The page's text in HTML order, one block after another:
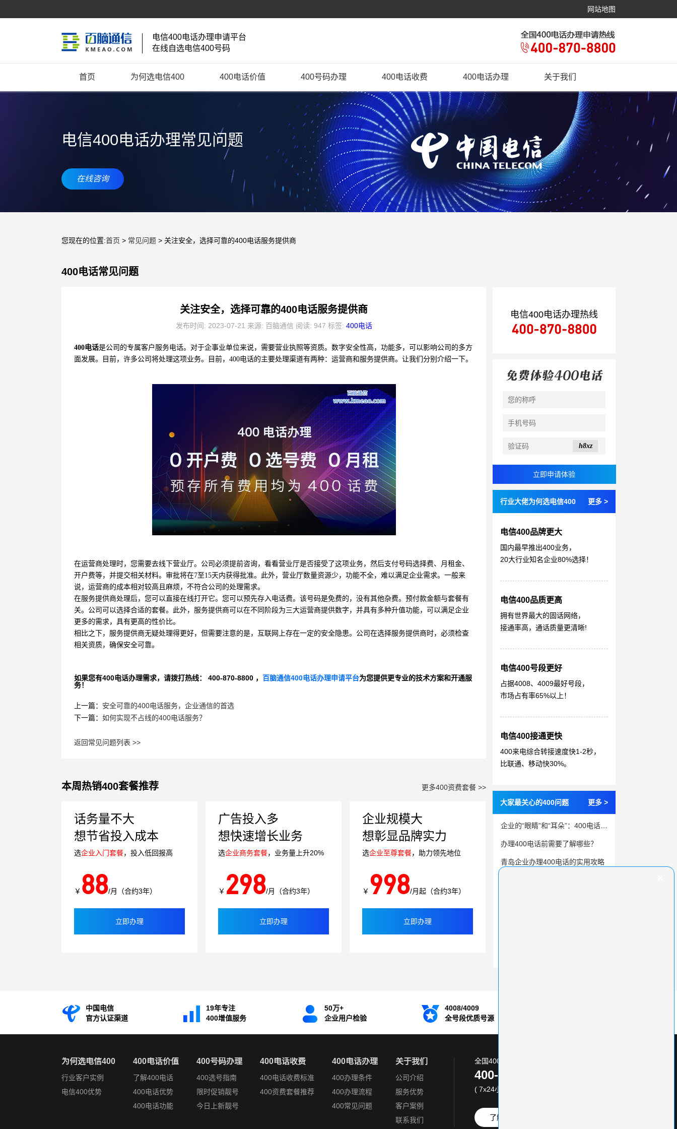
网站地图
电信400电话办理申请平台
在线自选电信400号码
首页 为何选电信400 400电话价值 400号码办理 400电话收费 400电话办理 关于我们
电信400电话办理常见问题
在线咨询
您现在的位置:首页 > 常见问题 > 关注安全，选择可靠的400电话服务提供商
400电话常见问题
关注安全，选择可靠的400电话服务提供商
发布时间: 2023-07-21 来源: 百脑通信 阅读: 947 标签: 400电话
400电话是公司的专属客户服务电话。对于企事业单位来说，需要营业执照等资质。数字安全性高，功能多，可以影响公司的多方
面发展。目前，许多公司将处理这项业务。目前，400电话的主要处理渠道有两种：运营商和服务提供商。让我们分别介绍一下。
在运营商处理时，您需要去线下营业厅。公司必须提前咨询，看看营业厅是否接受了这项业务，然后支付号码选择费、月租金、
开户费等，并提交相关材料。审批将在7至15天内获得批准。此外，营业厅数量资源少，功能不全，难以满足企业需求。一般来
说，运营商的成本相对较高且麻烦，不符合公司的处理需求。
在服务提供商处理后，您可以直接在线打开它。您可以预先存入电话费。该号码是免费的，没有其他杂费。预付款金额与套餐有
关。公司可以选择合适的套餐。此外，服务提供商可以在不同阶段为三大运营商提供数字，并具有多种升值功能，可以满足企业
更多的需求，具有更高的性价比。
相比之下，服务提供商无疑处理得更好，但需要注意的是，互联网上存在一定的安全隐患。公司在选择服务提供商时，必须检查
相关资质，确保安全可靠。
如果您有400电话办理需求，请拨打热线： 400-870-8800 ， 百脑通信400电话办理申请平台为您提供更专业的技术方案和开通服
务！
上一篇： 安全可靠的400电话服务，企业通信的首选
下一篇： 如何实现不占线的400电话服务？
返回常见问题列表 >>
本周热销400套餐推荐 更多400资费套餐 >>
话务量不大
想节省投入成本
选企业入门套餐，投入低回报高
￥ 88/月（合约3年）
立即办理
广告投入多
想快速增长业务
选企业商务套餐，业务量上升20%
￥ 298/月（合约3年）
立即办理
企业规模大
想彰显品牌实力
选企业至尊套餐，助力领先地位
￥ 998/月起（合约3年）
立即办理
电信400电话办理热线
h8xz
行业大佬为何选电信400 更多 >
电信400品牌更大
国内最早推出400业务，
20大行业知名企业80%选择！
电信400品质更高
拥有世界最大的固话网络，
接通率高，通话质量更清晰!
电信400号段更好
占据4008、4009最好号段，
市场占有率65%以上！
电信400接通更快
400来电综合转接速度快1-2秒，
比联通、移动快30%。
大家最关心的400问题 更多 >
办理400电话前需要了解哪些？
青岛企业办理400电话的实用攻略
中国电信
官方认证渠道
19年专注
400增值服务
50万+
企业用户检验
4008/4009
全号段优质号源
为何选电信400
行业客户实例
电信400优势
400电话价值
了解400电话
400电话优势
400电话功能
400号码办理
400选号指南
限时促销靓号
今日上新靓号
400电话收费
400电话收费标准
400资费套餐推荐
400电话办理
400办理条件
400办理流程
400常见问题
关于我们
公司介绍
服务优势
客户案例
联系我们
全国400电话服务热线:
400-870-8800
( 7x24小时 )
了解更多